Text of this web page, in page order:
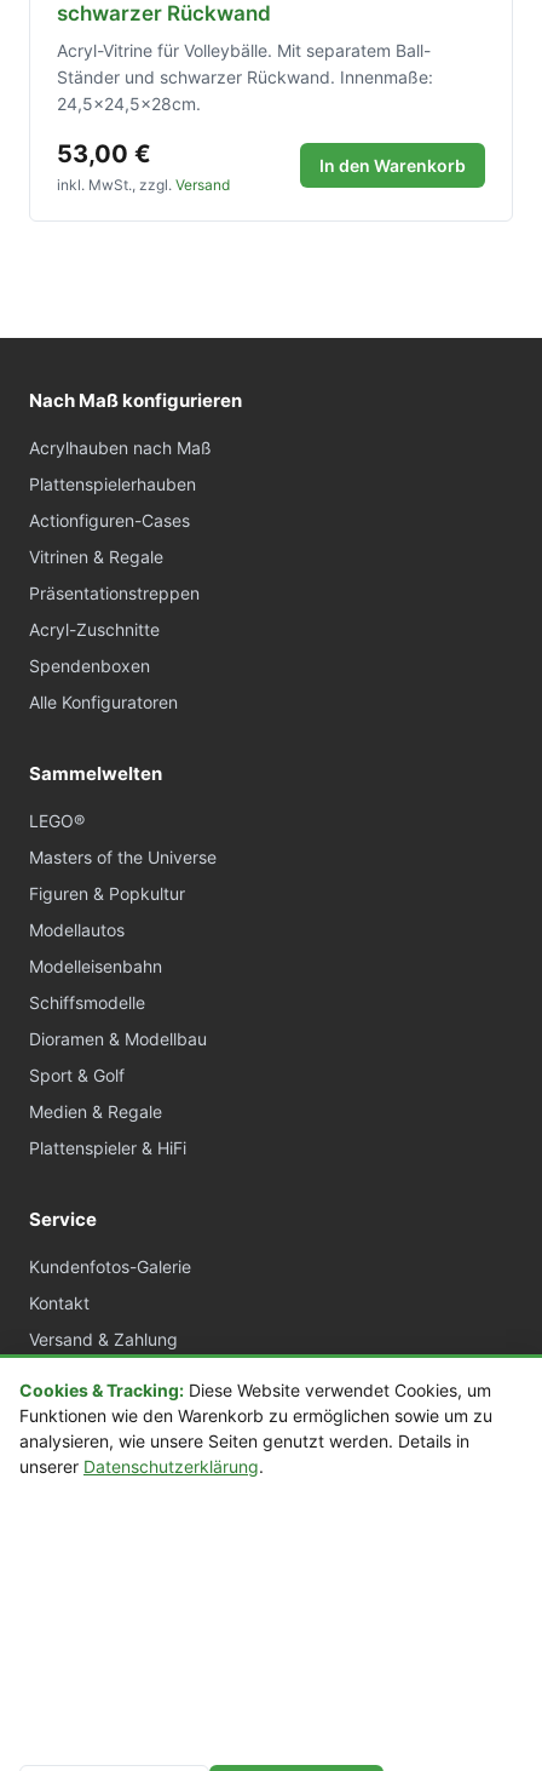
schwarzer Rückwand
Acryl-Vitrine für Volleybälle. Mit separatem Ball-
Ständer und schwarzer Rückwand. Innenmaße:
24,5x24,5x28cm.
53,00 €
inkl. MwSt., zzgl. Versand
In den Warenkorb
Nach Maß konfigurieren
Acrylhauben nach Maß
Plattenspielerhauben
Actionfiguren-Cases
Vitrinen & Regale
Präsentationstreppen
Acryl-Zuschnitte
Spendenboxen
Alle Konfiguratoren
Sammelwelten
LEGO®
Masters of the Universe
Figuren & Popkultur
Modellautos
Modelleisenbahn
Schiffsmodelle
Dioramen & Modellbau
Sport & Golf
Medien & Regale
Plattenspieler & HiFi
Service
Kundenfotos-Galerie
Kontakt
Versand & Zahlung
Widerrufsrecht
Datenschutz
Cookies & Tracking: Diese Website verwendet Cookies, um
Funktionen wie den Warenkorb zu ermöglichen sowie um zu
analysieren, wie unsere Seiten genutzt werden. Details in
unserer Datenschutzerklärung.